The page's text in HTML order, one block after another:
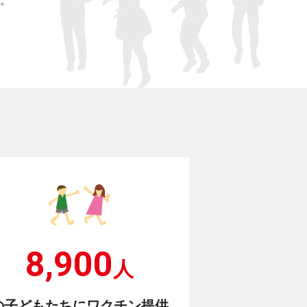
8,900 人